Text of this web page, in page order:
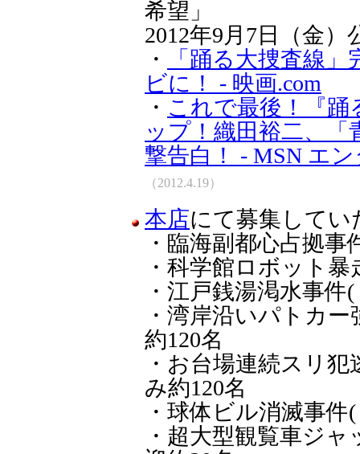
希望」
2012年9月7日（金）
・
「踊る大捜査線
ビに！ - 映画.com
・ これで最後！『
ップ！織田裕二、
撃告白！ - MSN エ
（2012.4.19）
本店にて募集してい
・臨海副都心占拠
・科学館ロボット
・江戸銭湯渇水事
・湾岸沿いパトカ
約120名
・お台場連続スリ
み約120名
・球体ビル消滅事件
・超大型観覧車ジ